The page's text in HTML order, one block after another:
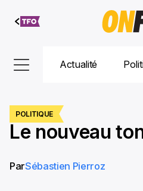
Aller au
contenu
Actualité
POLITIQUE
Le nouveau
ParSébastien Pierroz